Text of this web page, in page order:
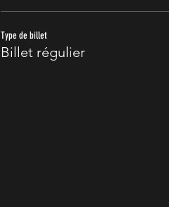
Type de billet
Billet régulier